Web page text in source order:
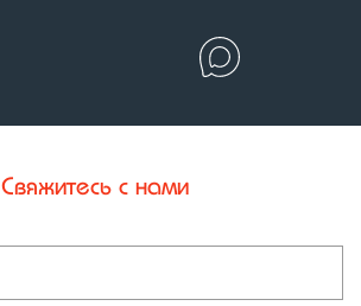
Свяжитесь с нами